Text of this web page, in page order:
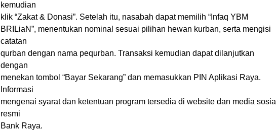
kemudian
klik “Zakat & Donasi”. Setelah itu, nasabah dapat memilih “Infaq YBM
BRILiaN”, menentukan nominal sesuai pilihan hewan kurban, serta mengisi
catatan
qurban dengan nama pequrban. Transaksi kemudian dapat dilanjutkan
dengan
menekan tombol “Bayar Sekarang” dan memasukkan PIN Aplikasi Raya.
Informasi
mengenai syarat dan ketentuan program tersedia di website dan media sosial
resmi
Bank Raya.